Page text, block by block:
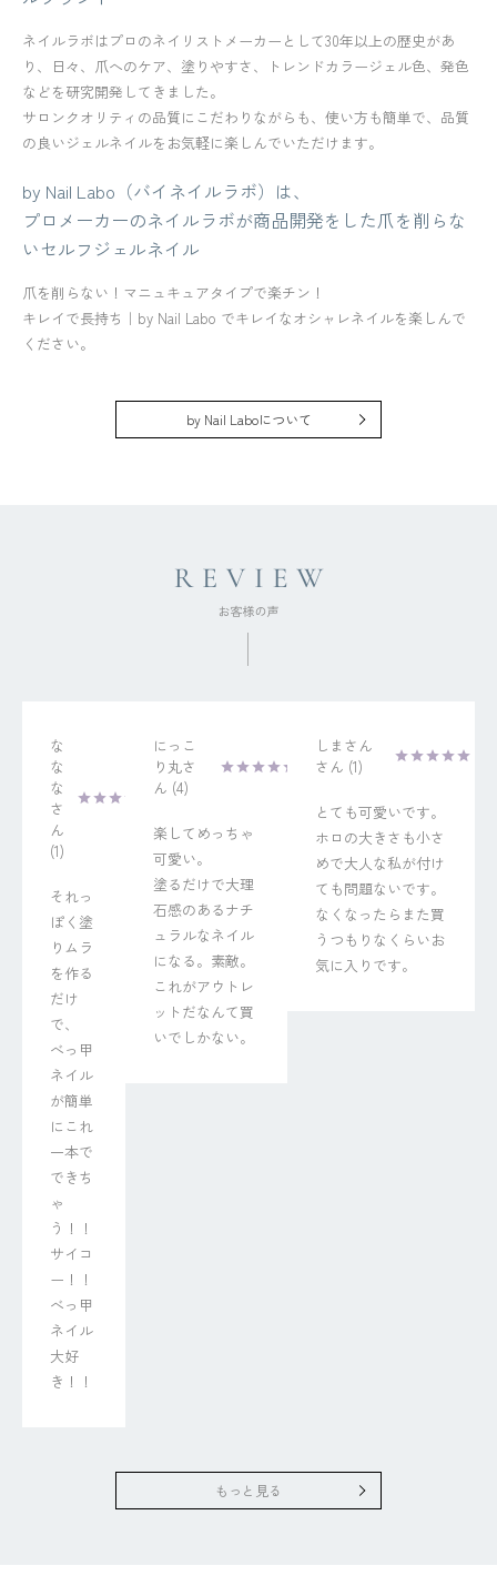
ネイルラボはプロのネイリストメーカーとして30年以上の歴史があ
り、日々、爪へのケア、塗りやすさ、トレンドカラージェル色、発色
などを研究開発してきました。
サロンクオリティの品質にこだわりながらも、使い方も簡単で、品質
の良いジェルネイルをお気軽に楽しんでいただけます。
by Nail Labo（バイネイルラボ）は、
プロメーカーのネイルラボが商品開発をした爪を削らな
いセルフジェルネイル
爪を削らない！マニュキュアタイプで楽チン！
キレイで長持ち｜by Nail Labo でキレイなオシャレネイルを楽しんで
ください。
by Nail Laboについて
な
な
な
1
それっ
ぽく塗
りムラ
を作る
だけ
で、
べっ甲
ネイル
が簡単
にこれ
一本で
できち
ゃ
う！！
サイコ
ー！！
べっ甲
ネイル
大好
き！！
にっこ
り丸
4
楽してめっちゃ
可愛い。
塗るだけで大理
石感のあるナチ
ュラルなネイル
になる。素敵。
これがアウトレ
ットだなんて買
いでしかない。
しまさん
1
とても可愛いです。
ホロの大きさも小さ
めで大人な私が付け
ても問題ないです。
なくなったらまた買
うつもりなくらいお
気に入りです。
もっと見る